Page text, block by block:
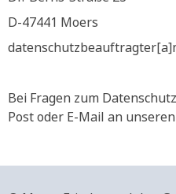
D-47441 Moers
Bei Fragen zum
Post oder E-Mail an